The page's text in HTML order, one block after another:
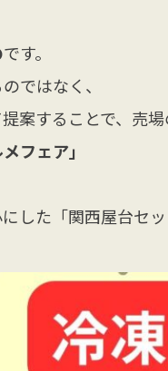
です。
ではなく、
案することで、売場
フェア」
した「関西屋台セッ